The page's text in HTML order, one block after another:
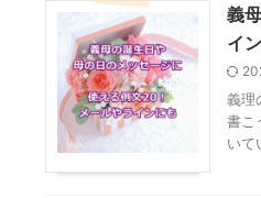
義
イ
義理
書こ
いて